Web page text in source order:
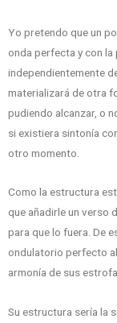
Yo pretendo que un
onda perfecta y con
independientemente
materializará de otra
pudiendo alcanzar, o
si existiera sintonía
otro momento.
Como la estructura
que añadirle un verso
para que lo fuera. De
ondulatorio perfecto
armonía de sus
Su estructura sería la